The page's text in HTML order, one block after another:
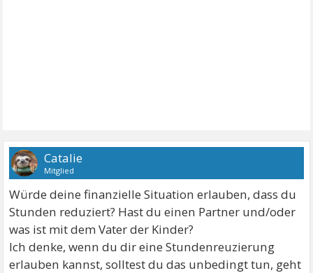
Catalie
Mitglied
Würde deine finanzielle Situation erlauben, dass du
Stunden reduziert? Hast du einen Partner und/oder
was ist mit dem Vater der Kinder?
Ich denke, wenn du dir eine Stundenreuzierung
erlauben kannst, solltest du das unbedingt tun, geht